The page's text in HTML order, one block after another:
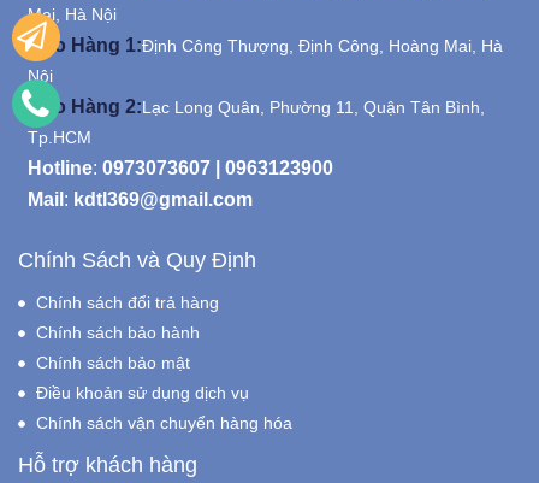
Mai, Hà Nội
Kho Hàng 1:Định Công Thượng, Định Công, Hoàng Mai, Hà
Nội
Kho Hàng 2:Lạc Long Quân, Phường 11, Quận Tân Bình,
Tp.HCM
Hotline: 0973073607
0963123900
Mail : kdtl369@gmail.com
Chính Sách và Quy Định
Chính sách đổi trả hàng
Chính sách bảo hành
Chính sách bảo mật
Điều khoản sử dụng dịch vụ
Chính sách vận chuyển hàng hóa
Hỗ trợ khách hàng